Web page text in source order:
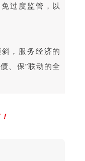
过度监管，以
，服务经济的
、保”联动的全